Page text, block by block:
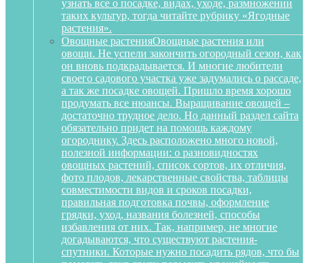
узнать все о посадке, видах, уходе, размножении
таких культур, тогда читайте рубрику «Ягодные
растения».
Овощные растенияОвощные растения или
овощи. Не успели закончить огородный сезон, как
он вновь подкрадывается. И многие любители
своего садового участка уже задумались о рассаде,
а так же посадке овощей. Пришло время хорошо
продумать все нюансы. Выращивание овощей –
достаточно трудное дело. Но данный раздел сайта
обязательно придет на помощь каждому
огороднику. Здесь расположено много новой,
полезной информации: о разновидностях
овощных растений, список сортов, их отличия,
фото плодов, лекарственные свойства, таблицы
совместимости видов и сроков посадки,
правильная подготовка почвы, оформление
грядки, уход, названия болезней, способы
избавления от них. Так, например, не многие
догадываются, что существуют растения-
спутники. Которые нужно посадить рядов, что бы